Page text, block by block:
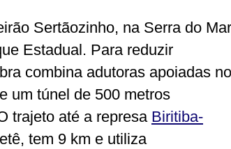
Sertãozinho, na Serra do
Estadual. Para reduzir
combina adutoras apoiadas no
um túnel de 500 metros
trajeto até a represa Biritiba-
tem 9 km e utiliza